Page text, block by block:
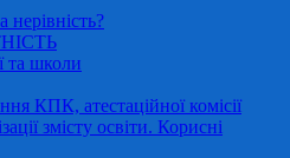
та школи
КПК, атестаційної комісії
змісту освіти. Корисні